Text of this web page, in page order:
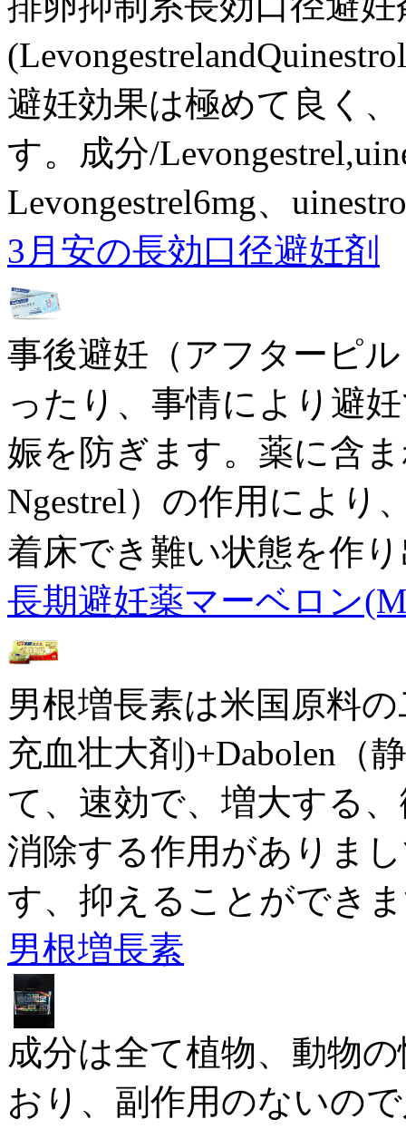
避妊効果は極めて良く
す。成分/
Levongestrel6mg、
3月安の長効口径避妊剤
事後避妊（アフターピ
ったり、事情により避
娠を防ぎます。薬に含
Ngestrel）の作用により
着床でき難い状態を作
長期避妊薬マーベロン
男根増長素は米国原料
充血壮大剤)+Dabolen（
て、速効で、増大する
消除する作用がありま
す、抑えることができ
男根増長素
成分は全て植物、動物
おり、副作用のないの